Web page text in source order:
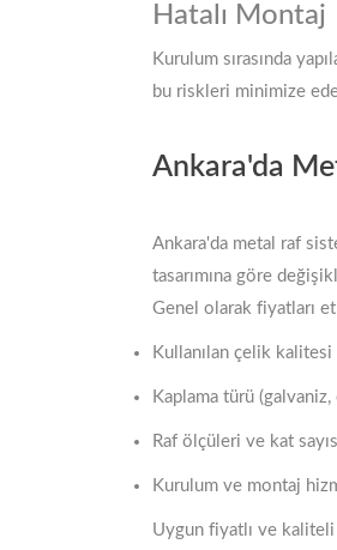
Hatalı Montaj
Kurulum sırasında
bu riskleri minimize
Ankara'da
Ankara'da metal raf
tasarımına göre
Genel olarak fiyatları
Kullanılan çelik kalitesi
Kaplama türü
Raf ölçüleri ve kat
Kurulum ve montaj
Uygun fiyatlı ve